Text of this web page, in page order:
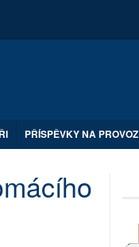
PŘÍSPĚVKY NA PROVOZ